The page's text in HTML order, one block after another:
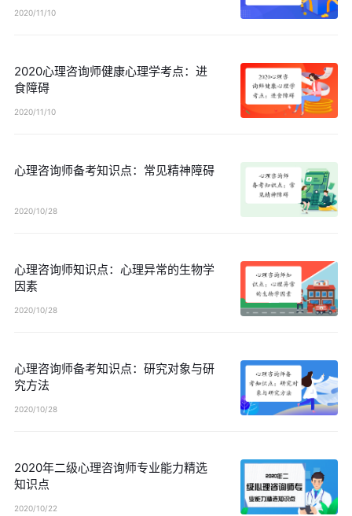
2020/11/10
2020心理咨询师健康心理学考点：进
食障碍
2020/11/10
心理咨询师备考知识点：常见精神障碍
2020/10/28
心理咨询师知识点：心理异常的生物学
因素
2020/10/28
心理咨询师备考知识点：研究对象与研
究方法
2020/10/28
2020年二级心理咨询师专业能力精选
知识点
2020/10/22